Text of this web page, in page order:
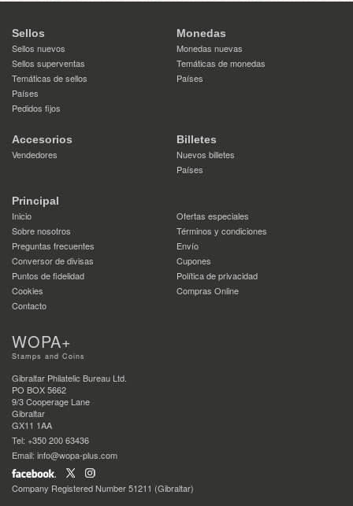
Sellos
Sellos nuevos
Sellos superventas
Temáticas de sellos
Países
Pedidos fijos
Monedas
Monedas nuevas
Temáticas de monedas
Países
Accesorios
Vendedores
Billetes
Nuevos billetes
Países
Principal
Inicio
Ofertas especiales
Sobre nosotros
Términos y condiciones
Preguntas frecuentes
Envío
Conversor de divisas
Cupones
Puntos de fidelidad
Política de privacidad
Cookies
Compras Online
Contacto
WOPA+
Stamps and Coins
Gibraltar Philatelic Bureau Ltd.
PO BOX 5662
9/3 Cooperage Lane
Gibraltar
GX11 1AA
Tel: +350 200 63436
Email: info@wopa-plus.com
Company Registered Number 51211 (Gibraltar)